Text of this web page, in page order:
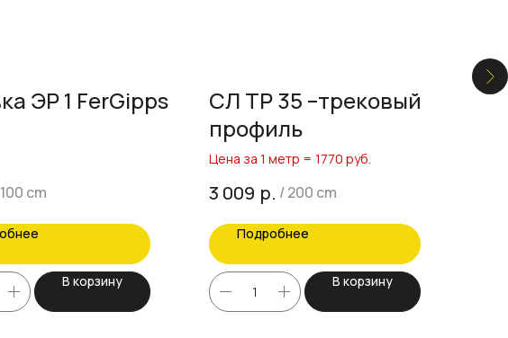
ЭР 1 FerGipps
100 cm
В корзину
СЛ ТР 35 –трековый
профиль
Цена за 1 метр = 1770 руб.
3 009 р. /200 cm
Подробнее
В корзину